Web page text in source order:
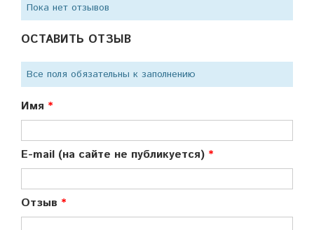
Пока нет отзывов
ОСТАВИТЬ ОТЗЫВ
Все поля обязательны к заполнению
Имя
E-mail (на сайте не публикуется)
Отзыв